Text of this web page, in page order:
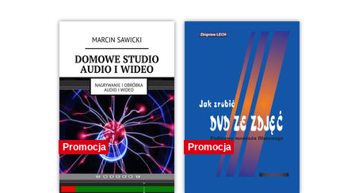
Promocja Promocja